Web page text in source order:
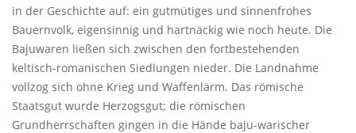
in der Geschichte auf: ein gutmütiges und sinnenfrohes
Bauernvolk, eigensinnig und hartnäckig wie noch heute. Die
Bajuwaren ließen sich zwischen den fortbestehenden
keltisch-romanischen Siedlungen nieder. Die Landnahme
vollzog sich ohne Krieg und Waffenlärm. Das römische
Staatsgut wurde Herzogsgut; die römischen
Grundherrschaften gingen in die Hände baju-warischer